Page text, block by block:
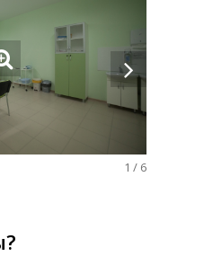
1 / 6